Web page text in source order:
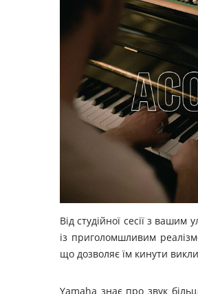
Від студійної сесії з
із приголомшливим
що дозволяє їм кинути
Yamaha знає про звук